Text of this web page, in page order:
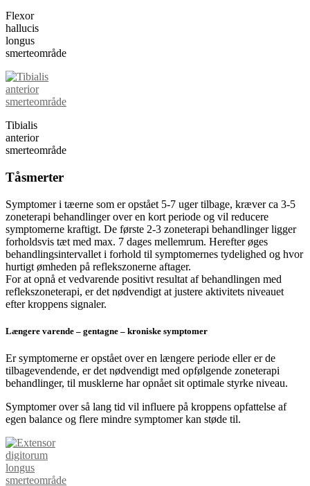
Flexor
hallucis
longus
smerteområde
Tibialis
anterior
smerteområde
Tåsmerter
Symptomer i tæerne som er opstået 5-7 uger tilbage, kræver ca 3-5
zoneterapi behandlinger over en kort periode og vil reducere
symptomerne kraftigt. De første 2-3 zoneterapi behandlinger ligger
forholdsvis tæt med max. 7 dages mellemrum. Herefter øges
behandlingsintervallet i forhold til symptomernes tydelighed og hvor
hurtigt ømheden på reflekszonerne aftager.
For at opnå et vedvarende positivt resultat af behandlingen med
reflekszoneterapi, er det nødvendigt at justere aktivitets niveauet
efter kroppens signaler.
Længere varende – gentagne – kroniske symptomer
Er symptomerne er opstået over en længere periode eller er de
tilbagevendende, er det nødvendigt med opfølgende zoneterapi
behandlinger, til musklerne har opnået sit optimale styrke niveau.
Symptomer over så lang tid vil influere på kroppens opfattelse af
egen balance og flere mindre symptomer kan støde til.